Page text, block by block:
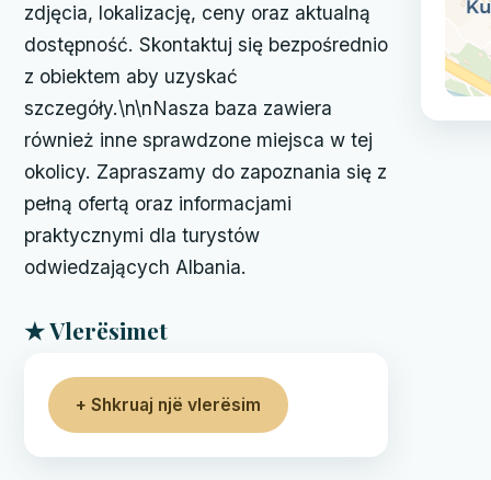
zdjęcia, lokalizację, ceny oraz aktualną
dostępność. Skontaktuj się bezpośrednio
z obiektem aby uzyskać
szczegóły.\n\nNasza baza zawiera
również inne sprawdzone miejsca w tej
okolicy. Zapraszamy do zapoznania się z
pełną ofertą oraz informacjami
praktycznymi dla turystów
odwiedzających Albania.
★ Vlerësimet
+ Shkruaj një vlerësim